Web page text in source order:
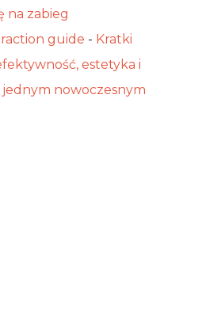
na zabieg
guide - Kratki
estetyka i
jednym nowoczesnym